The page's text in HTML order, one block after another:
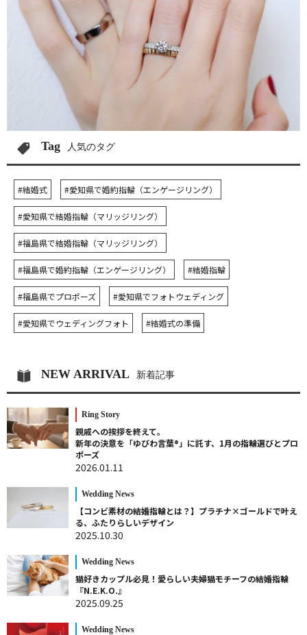
Tag 人気のタグ
#結婚式 #愛知県で婚約指輪（エンゲージリング）
#愛知県で結婚指輪（マリッジリング）
#福島県で結婚指輪（マリッジリング）
#福島県で婚約指輪（エンゲージリング） #結婚指輪
#福島県でプロポーズ #愛知県でフォトウェディング
#愛知県でウェディングフォト #結婚式の準備
NEW ARRIVAL 新着記事
Ring Story
親戚への挨拶を終えて。
新年の決意を「ゆびわ言葉®」に託す、1月の指輪選びとプロ
ポーズ
2026.01.11
Wedding News
【コンビ素材の結婚指輪とは？】プラチナ×ゴールドで叶え
る、ふたりらしいデザイン
2025.10.30
Wedding News
猫好きカップル必見！愛らしい夫婦猫モチーフの結婚指輪
『N.E.K.O.』
2025.09.25
Wedding News